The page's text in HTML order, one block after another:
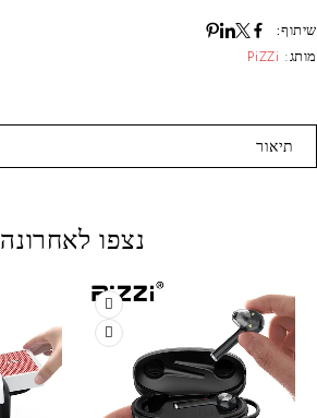
שיתוף:
מותג: PiZZi
תיאור
נצפו לאחרונה